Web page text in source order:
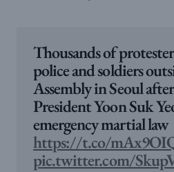
Thousands of
police and soldiers
Assembly in Seoul
President Yoon Suk
emergency martial law
https://t.co/
pic.twitter.com/